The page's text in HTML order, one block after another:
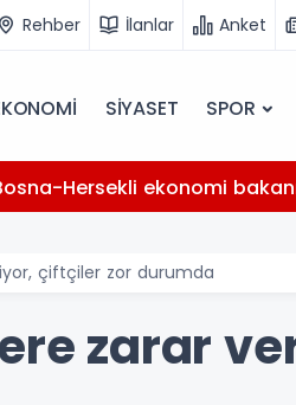
Rehber İlanlar Anket
SİYASET SPOR
Hersekli ekonomi
çiftçiler zor durumda
zarar